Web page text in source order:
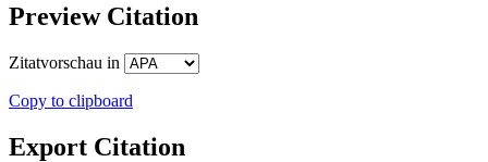
Preview Citation
Zitatvorschau in
Copy to clipboard
Export Citation